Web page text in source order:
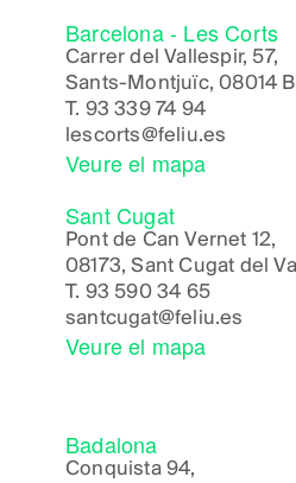
Barcelona - Les Corts
Carrer del Vallespir, 57,
Sants-Montjuïc, 08014
T. 93 339 74 94
lescorts@feliu.es
Veure el mapa
Sant Cugat
Pont de Can Vernet 12,
08173, Sant Cugat del
T. 93 590 34 65
santcugat@feliu.es
Veure el mapa
Badalona
Conquista 94,